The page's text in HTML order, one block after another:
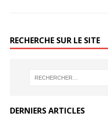
RECHERCHE SUR LE SITE
DERNIERS ARTICLES